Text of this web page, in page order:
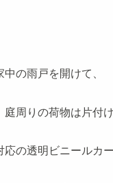
の雨戸を開けて、
周りの荷物は片付
の透明ビニールカ